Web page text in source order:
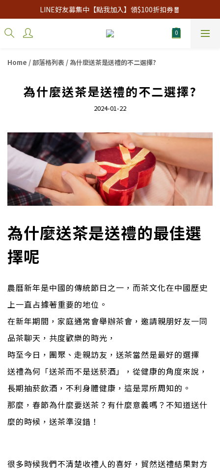
LINE好友募集中【點我加入】領$100折扣券🧧
Home / 部落格列表 /為什麼送茶是送禮的不二選擇?
為什麼送茶是送禮的不二選擇?
2024-01-22
為什麼送茶是送禮的最佳選
擇呢⁉️
農曆新年是中國的傳統節日之一，而茶文化在中國歷史
上一直占據著重要的地位。
在新年期間，家庭通常會舉辦茶會，邀請親朋好友一同
品茶聊天，共度歡樂的時光，
時至今日，團聚、走親訪友，送茶當然是最好的選擇
送禮為何「送茶而不是送菸酒」，從健康的角度來說，
長期抽菸飲酒，不利身體健康，這是眾所周知的。
那麼，春節為什麼要送茶？有什麼意義嗎？不知道送什
麼的時候，送茶準沒錯！
很多時候我們不清楚收禮人的喜好，貿然送禮結果對方